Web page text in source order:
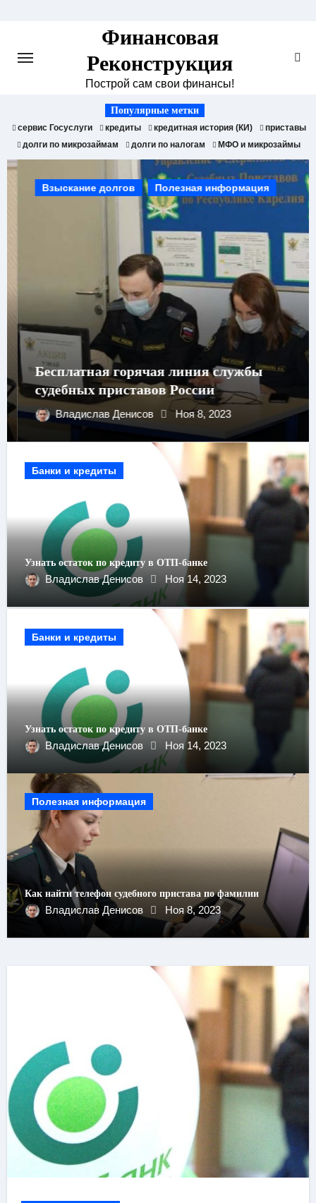
Финансовая
Реконструкция
Построй сам свои финансы!
Популярные метки
сервис Госуслуги кредиты кредитная история (КИ)
приставы
долги по микрозаймам
долги по налогам МФО и микрозаймы
Взыскание долгов Полезная информация
Бесплатная горячая линия службы
судебных приставов России
Владислав Денисов Ноя 8, 2023
Банки и кредиты
Узнать остаток по кредиту в ОТП-банке
Владислав Денисов Ноя 14, 2023
Банки и кредиты
Узнать остаток по кредиту в ОТП-банке
Владислав Денисов Ноя 14, 2023
Полезная информация
Как найти телефон судебного пристава по фамилии
Владислав Денисов Ноя 8, 2023